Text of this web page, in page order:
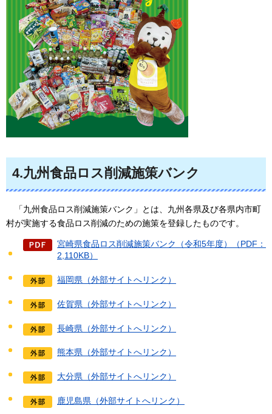
4.九州食品ロス削減施策バンク
「九州食品ロス削減施策バンク」とは、九州各県及び各県内市町
村が実施する食品ロス削減のための施策を登録したものです。
宮崎県食品ロス削減施策バンク（令和5年度）（PDF：
2,110KB）
福岡県（外部サイトへリンク）
佐賀県（外部サイトへリンク）
長崎県（外部サイトへリンク）
熊本県（外部サイトへリンク）
大分県（外部サイトへリンク）
鹿児島県（外部サイトへリンク）